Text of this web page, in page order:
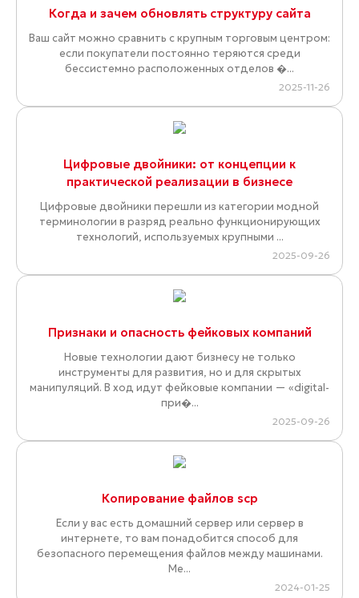
Когда и зачем обновлять структуру сайта
Ваш сайт можно сравнить с крупным торговым центром:
если покупатели постоянно теряются среди
бессистемно расположенных отделов �...
2025-11-26
Цифровые двойники: от концепции к
практической реализации в бизнесе
Цифровые двойники перешли из категории модной
терминологии в разряд реально функционирующих
технологий, используемых крупными ...
2025-09-26
Признаки и опасность фейковых компаний
Новые технологии дают бизнесу не только
инструменты для развития, но и для скрытых
манипуляций. В ход идут фейковые компании — «digital-
при�...
2025-09-26
Копирование файлов scp
Если у вас есть домашний сервер или сервер в
интернете, то вам понадобится способ для
безопасного перемещения файлов между машинами.
Ме...
2024-01-25